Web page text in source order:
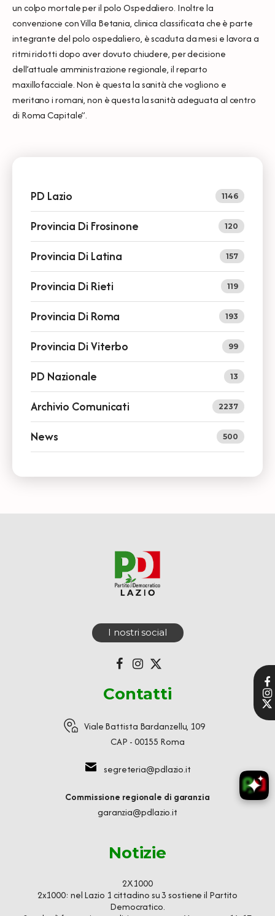
un colpo mortale per il polo Ospedaliero. Inoltre la
convenzione con Villa Betania, clinica classificata che è parte
integrante del polo ospedaliero, è scaduta da mesi e lavora a
ritmi ridotti dopo aver dovuto chiudere, per decisione
dell’attuale amministrazione regionale, il reparto
maxillofacciale. Non è questa la sanità che vogliono e
meritano i romani, non è questa la sanità adeguata al centro
di Roma Capitale”.
PD Lazio 1146
Provincia Di Frosinone 120
Provincia Di Latina 157
Provincia Di Rieti 119
Provincia Di Roma 193
Provincia Di Viterbo 99
PD Nazionale 13
Archivio Comunicati 2237
News 500
I nostri social
Contatti
Viale Battista Bardanzellu, 109
CAP - 00155 Roma
segreteria@pdlazio.it
Commissione regionale di garanzia
garanzia@pdlazio.it
Notizie
2X1000
2x1000: nel Lazio 1 cittadino su 3 sostiene il Partito
Democratico.